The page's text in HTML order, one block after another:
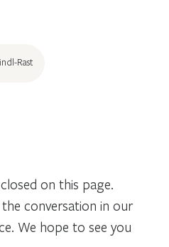
Rast
on this page.
conversation in our
We hope to see you